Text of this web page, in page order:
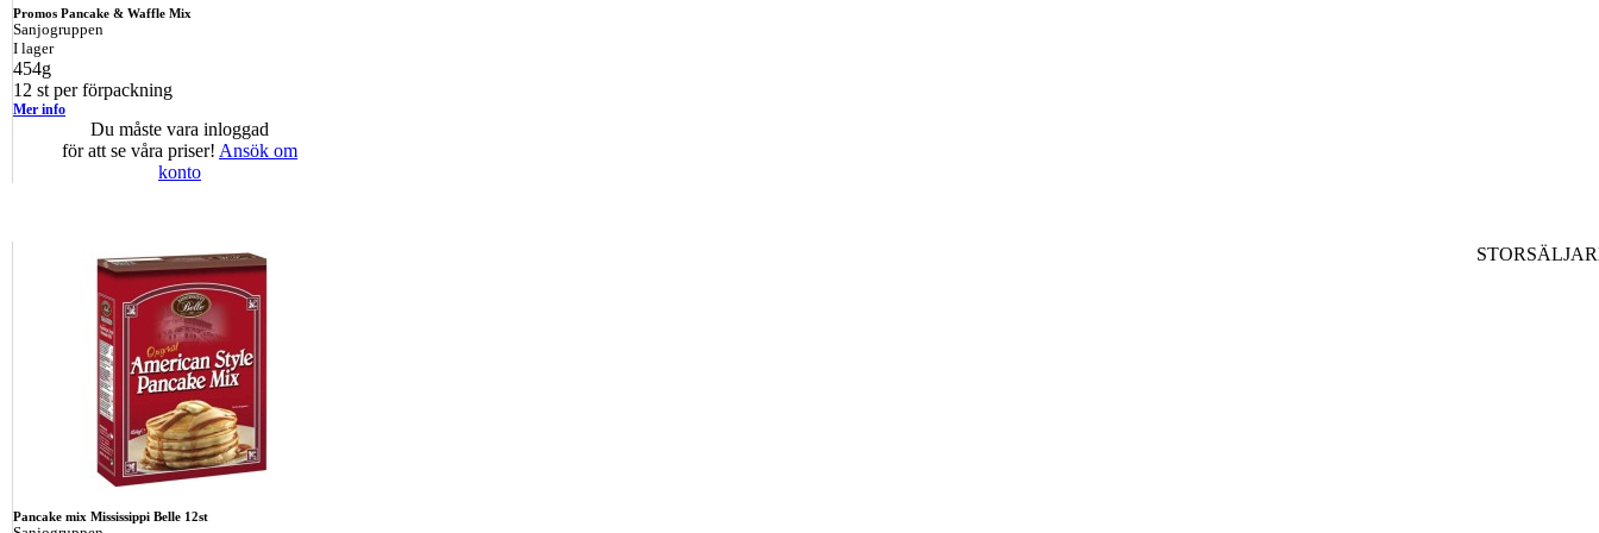
Promos Pancake & Waffle Mix
Sanjogruppen
I lager
454g
12 st per förpackning
Mer info
Du måste vara inloggad
för att se våra priser! Ansök om
konto
Pancake mix Mississippi Belle 12st